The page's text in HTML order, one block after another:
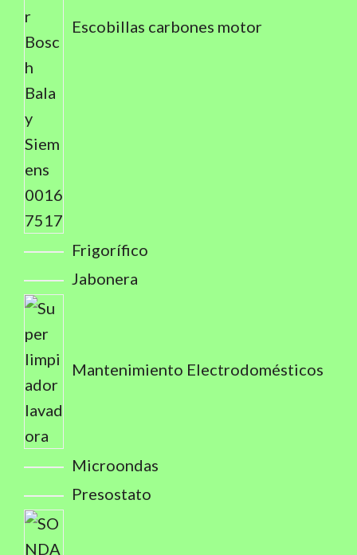
Escobillas carbones motor
Frigorífico
Jabonera
Mantenimiento Electrodomésticos
Microondas
Presostato